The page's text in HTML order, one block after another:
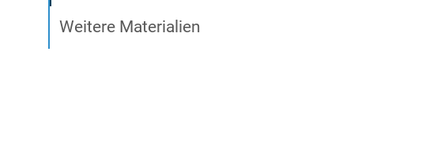
Weitere Materialien